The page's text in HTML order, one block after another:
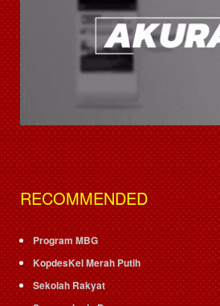
RECOMMENDED
Program MBG
KopdesKel Merah Putih
Sekolah Rakyat